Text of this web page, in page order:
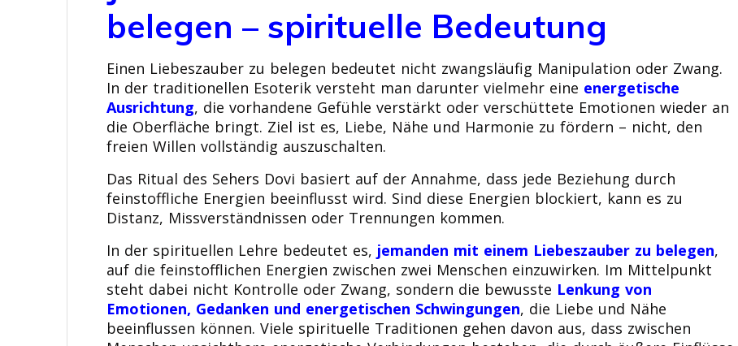
belegen – spirituelle Bedeutung
Einen Liebeszauber zu belegen bedeutet nicht zwangsläufig Manipulation oder Zwang.
In der traditionellen Esoterik versteht man darunter vielmehr eine energetische
Ausrichtung, die vorhandene Gefühle verstärkt oder verschüttete Emotionen wieder an
die Oberfläche bringt. Ziel ist es, Liebe, Nähe und Harmonie zu fördern – nicht, den
freien Willen vollständig auszuschalten.
Das Ritual des Sehers Dovi basiert auf der Annahme, dass jede Beziehung durch
feinstoffliche Energien beeinflusst wird. Sind diese Energien blockiert, kann es zu
Distanz, Missverständnissen oder Trennungen kommen.
In der spirituellen Lehre bedeutet es, jemanden mit einem Liebeszauber zu belegen,
auf die feinstofflichen Energien zwischen zwei Menschen einzuwirken. Im Mittelpunkt
steht dabei nicht Kontrolle oder Zwang, sondern die bewusste Lenkung von
Emotionen, Gedanken und energetischen Schwingungen, die Liebe und Nähe
beeinflussen können. Viele spirituelle Traditionen gehen davon aus, dass zwischen